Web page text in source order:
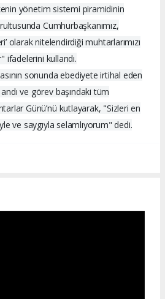
yönetim sistemi piramidinin
Cumhurbaşkanımız,
olarak nitelendirdiği muhtarlarımızı
ifadelerini kullandı.
sonunda ebediyete irtihal eden
ve görev başındaki tüm
Günü’nü kutlayarak, "Sizleri en
ve saygıyla selamlıyorum" dedi.